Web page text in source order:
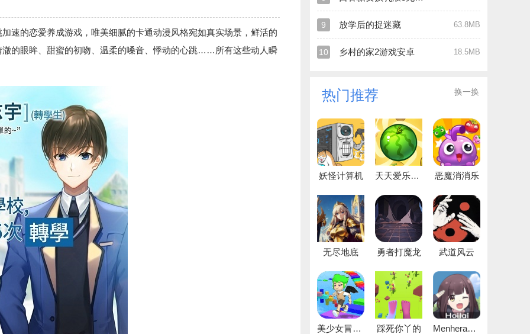
速的恋爱养成游戏，唯美细腻的卡通动漫风格宛如真实场景，鲜活的
的眼眸、甜蜜的初吻、温柔的嗓音、悸动的心跳……所有这些动人瞬
9 放学后的捉迷藏 63.8MB
10 乡村的家2游戏安卓 18.5MB
热门推荐 换一换
妖怪计算机 天天爱乐消手机版 恶魔消消乐
无尽地底 勇者打魔龙 武道风云
美少女冒险之旅 踩死你丫的 Menhera酱降临我身边